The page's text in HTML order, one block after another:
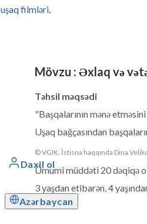
Daxil ol
Azərbaycan
uşaq filmləri.
Mövzu : Əxlaq və
Təhsil məqsədi
"Başqalarının mənə
Uşaq bağçasından
© VGIK. İstisna haqqında Dina
Ümumi müddəti 20 dəqiqə
3 yaşdan etibarən, 4